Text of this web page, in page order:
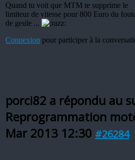
Quand tu voit que MTM te supprime le
limiteur de vitesse pour 800 Euro du
de geule ...
Connexion pour participer à la
porci82 a répondu au
Reprogrammation
Mar 2013 12:30 #26284